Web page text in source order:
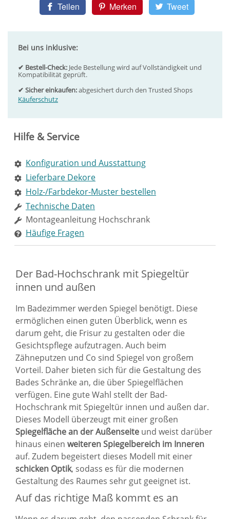
Der Bad-Hochschrank mit Spiegeltür
innen und außen
Im Badezimmer werden Spiegel benötigt. Diese
ermöglichen einen guten Überblick, wenn es
darum geht, die Frisur zu gestalten oder die
Gesichtspflege aufzutragen. Auch beim
Zähneputzen und Co sind Spiegel von großem
Vorteil. Daher bieten sich für die Gestaltung des
Bades Schränke an, die über Spiegelflächen
verfügen. Eine gute Wahl stellt der Bad-
Hochschrank mit Spiegeltür innen und außen dar.
Dieses Modell überzeugt mit einer großen
Spiegelfläche an der Außenseite und weist darüber
hinaus einen weiteren Spiegelbereich im Inneren
auf. Zudem begeistert dieses Modell mit einer
schicken Optik, sodass es für die modernen
Gestaltung des Raumes sehr gut geeignet ist.
Auf das richtige Maß kommt es an
Hilfe & Service
Konfiguration und Ausstattung
Lieferbare Dekore
Holz-/Farbdekor-Muster bestellen
Technische Daten
Montageanleitung Hochschrank
Häufige Fragen
Teilen Merken Tweet
Bei uns inklusive:
✔ Bestell-Check: Jede Bestellung wird auf Vollständigkeit und
Kompatibilität geprüft.
✔ Sicher einkaufen:abgesichert durch den Trusted Shops
Käuferschutz